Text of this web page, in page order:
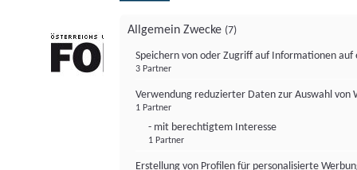
Allgemein Zwecke (7)
Speichern von oder Zugriff auf Informationen auf
3 Partner
Verwendung reduzierter Daten zur Auswahl von
1 Partner
- mit berechtigtem Interesse
1 Partner
Erstellung von Profilen für personalisierte
FONDS professionell